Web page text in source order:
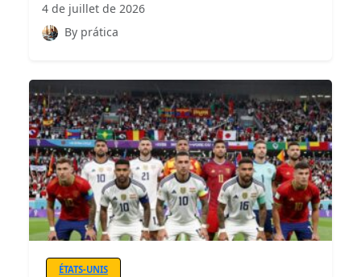
4 de juillet de 2026
By prática
ÉTATS-UNIS